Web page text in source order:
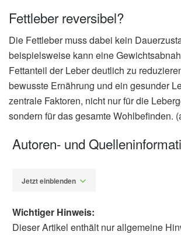
Fettleber reversibel?
Die Fettleber muss dabei kein
beispielsweise kann eine
Fettanteil der Leber deutlich zu
bewusste Ernährung und ein gesunder
zentrale Faktoren, nicht nur für die
sondern für das gesamte Wohlbefinden.
Autoren- und
Jetzt einblenden
Wichtiger Hinweis:
Dieser Artikel enthält nur allgemeine